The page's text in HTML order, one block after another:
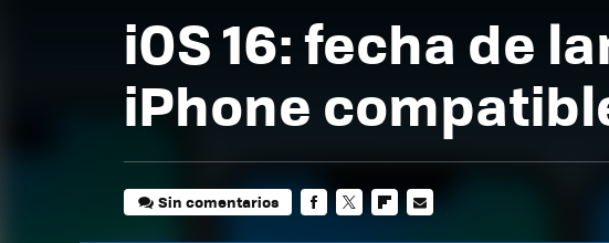
iOS 16: fecha de
iPhone
Sin comentarios